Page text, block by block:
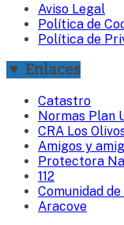
Aviso Legal
Política de
Política de
▼ Enlaces
Catastro
Normas Plan
CRA Los
Amigos y
Protectora
112
Comunidad
Aracove